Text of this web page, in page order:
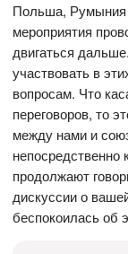
Польша, Румыния
мероприятия
двигаться
участвовать в
вопросам. Что
переговоров, то
между нами и
продолжают
дискуссии о
беспокоилась об